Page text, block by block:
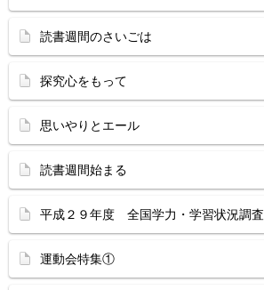
読書週間のさいごは
探究心をもって
思いやりとエール
読書週間始まる
平成２９年度 全国学力・学習状況調査
運動会特集①